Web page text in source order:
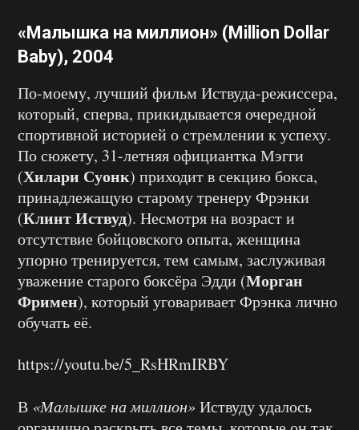
«Малышка на миллион» (Million Dollar
Baby), 2004
По-моему, лучший фильм Иствуда-режиссера,
который, сперва, прикидывается очередной
спортивной историей о стремлении к успеху.
По сюжету, 31-летняя официантка Мэгги
(Хилари Суонк) приходит в секцию бокса,
принадлежащую старому тренеру Фрэнки
(Клинт Иствуд). Несмотря на возраст и
отсутствие бойцовского опыта, женщина
упорно тренируется, тем самым, заслуживая
уважение старого боксёра Эдди (Морган
Фримен), который уговаривает Фрэнка лично
обучать её.
https://youtu.be/5_RsHRmIRBY
В «Малышке на миллион»Иствуду удалось